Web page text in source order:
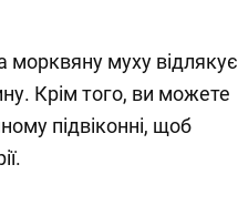
морквяну муху відлякує
Крім того, ви можете
підвіконні, щоб